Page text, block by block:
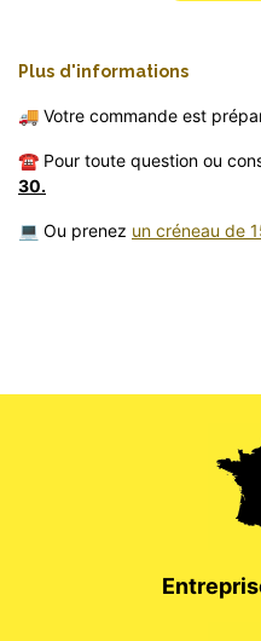
Pl​us d'informations
🚚 Votre commande est
☎️ Pour toute question ou
30.
💻 Ou prenez un créneau de